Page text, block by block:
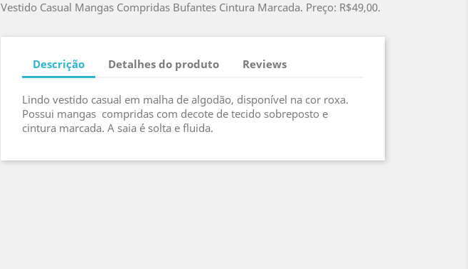
Vestido Casual Mangas Compridas Bufantes Cintura Marcada. Preço: R$49,00.
Descrição Detalhes do produto Reviews
Lindo vestido casual em malha de algodão, disponível na cor roxa.
Possui mangas compridas com decote de tecido sobreposto e
cintura marcada. A saia é solta e fluida.